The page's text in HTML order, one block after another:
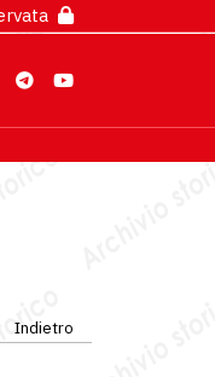
Indietro